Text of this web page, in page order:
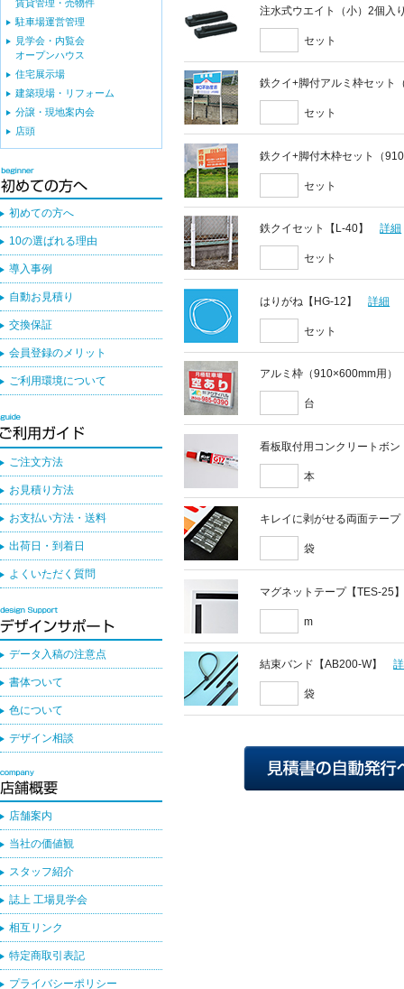
注水式ウエイト（小）2個入
セット
鉄クイ+脚付アルミ枠セット
セット
鉄クイ+脚付木枠セット（
セット
鉄クイセット【L-40】 詳細
セット
はりがね【HG-12】 詳細
セット
アルミ枠（910×600mm用）
台
看板取付用コンクリートボン
本
キレイに剥がせる両面テープ
袋
マグネットテープ【TES-25
m
結束バンド【AB200-W】
袋
賃貸管理・売物件
駐車場運営管理
見学会・内覧会
オープンハウス
住宅展示場
建築現場・リフォーム
分譲・現地案内会
店頭
初めての方へ
10の選ばれる理由
導入事例
自動お見積り
交換保証
会員登録のメリット
ご利用環境について
ご注文方法
お見積り方法
お支払い方法・送料
出荷日・到着日
よくいただく質問
データ入稿の注意点
書体ついて
色について
デザイン相談
店舗案内
当社の価値観
スタッフ紹介
誌上 工場見学会
相互リンク
特定商取引表記
プライバシーポリシー